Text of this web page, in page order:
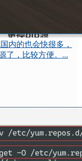
内的也会快很多，
了，比较方便。...